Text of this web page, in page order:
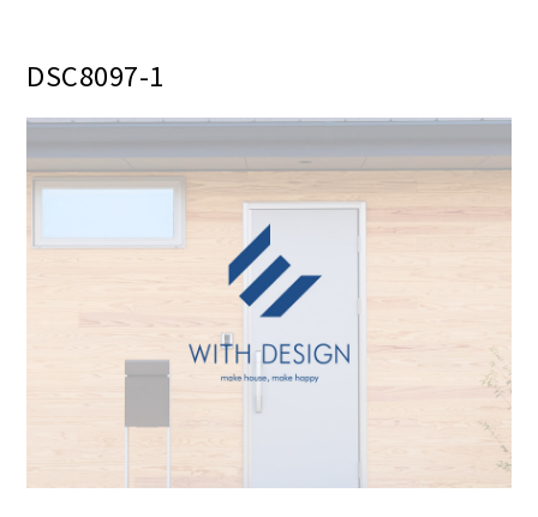
施工事例 / DESIGN IMAGE
DSC8097-1